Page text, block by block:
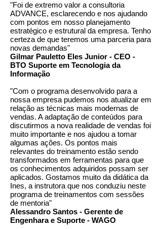
"Foi de extremo valor a consultoria
ADVANCE, esclarecendo e nos ajudando
com pontos em nosso planejamento
estratégico e estrutural da empresa. Tenho
certeza de que teremos uma parceria para
novas demandas"
Gilmar Pauletto Eles Junior - CEO -
BTO Suporte em Tecnologia da
Informação
"Com o programa desenvolvido para a
nossa empresa pudemos nos atualizar em
relação as técnicas mais modernas de
vendas. A adaptação de conteúdos para
discutirmos a nova realidade de vendas foi
muito importante e nos ajudou a tomar
algumas ações. Os pontos mais
relevantes do treinamento estão sendo
transformados em ferramentas para que
os conhecimentos adquiridos possam ser
aplicados. Gostamos muito da didática da
Ines, a instrutora que nos conduziu neste
programa de treinamentos com sessões
de mentoria"
Alessandro Santos - Gerente de
Engenhara e Suporte - WAGO